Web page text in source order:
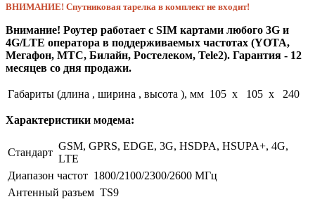
ВНИМАНИЕ! Спутниковая тарелка в комплект не входит!
Внимание! Роутер работает с SIM картами любого 3G и
4G/LTE оператора в поддерживаемых частотах (YOTA,
Мегафон, МТС, Билайн, Ростелеком, Tele2). Гарантия - 12
месяцев со дня продажи.
Габариты (длина , ширина , высота ), мм 105 x 105 x 240
Характеристики модема:
Стандарт
GSM, GPRS, EDGE, 3G, HSDPA, HSUPA+, 4G,
LTE
Диапазон частот 1800/2100/2300/2600 МГц
Антенный разъем TS9